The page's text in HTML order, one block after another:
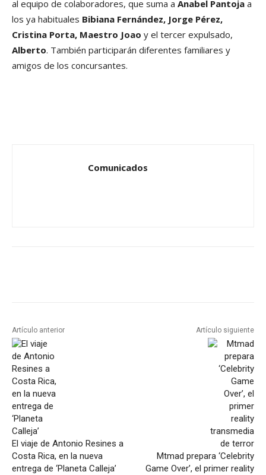
al equipo de colaboradores, que suma a Anabel Pantoja a
los ya habituales Bibiana Fernández, Jorge Pérez,
Cristina Porta, Maestro Joao y el tercer expulsado,
Alberto. También participarán diferentes familiares y
amigos de los concursantes.
Comunicados
Artículo anterior
El viaje de Antonio Resines a
Costa Rica, en la nueva
entrega de ‘Planeta Calleja’
Artículo siguiente
Mtmad prepara ‘Celebrity
Game Over’, el primer reality